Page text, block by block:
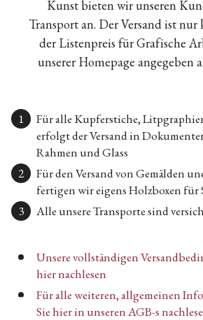
Kunst bieten wir unseren
Transport an. Der Versand ist
der Listenpreis für Grafische
unserer Homepage angegeben
Für alle Kupferstiche,
erfolgt der Versand in
Rahmen und Glass
Für den Versand von Gemälden
fertigen wir eigens Holzboxen für
Alle unsere Transporte sind
Unsere vollständigen
hier nachlesen
Für alle weiteren, allgemeinen
Sie hier in unseren AGB-s